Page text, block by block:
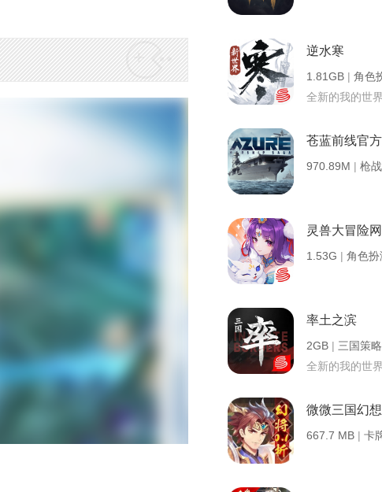
逆水寒
1.81GB | 角色
全新的我的世
苍蓝前线官
970.89M | 枪
灵兽大冒险
1.53G | 角色扮
率土之滨
2GB | 三国策略
全新的我的世
微微三国幻
667.7 MB | 卡